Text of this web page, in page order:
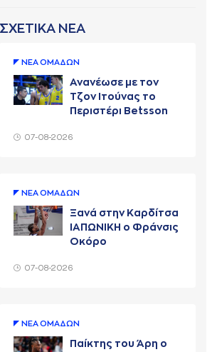
ΣΧΕΤΙΚΑ ΝΕΑ
ΝΕA ΟΜAΔΩΝ
Ανανέωσε με τον
Τζον Ιτούνας το
Περιστέρι Betsson
07-08-2026
ΝΕA ΟΜAΔΩΝ
Ξανά στην Καρδίτσα
ΙΑΠΩΝΙΚΗ ο Φράνσις
Οκόρο
07-08-2026
ΝΕA ΟΜAΔΩΝ
Παίκτης του Άρη ο